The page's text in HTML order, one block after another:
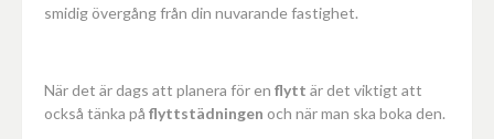
smidig övergång från din nuvarande fastighet.
När det är dags att planera för en flytt är det viktigt att
också tänka på flyttstädningen och när man ska boka den.